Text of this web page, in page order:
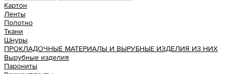
Картон
Ленты
Полотно
Ткани
Шнуры
ПРОКЛАДОЧНЫЕ МАТЕРИАЛЫ И ВЫРУБНЫЕ ИЗДЕЛИЯ ИЗ НИХ
Вырубные изделия
Парониты